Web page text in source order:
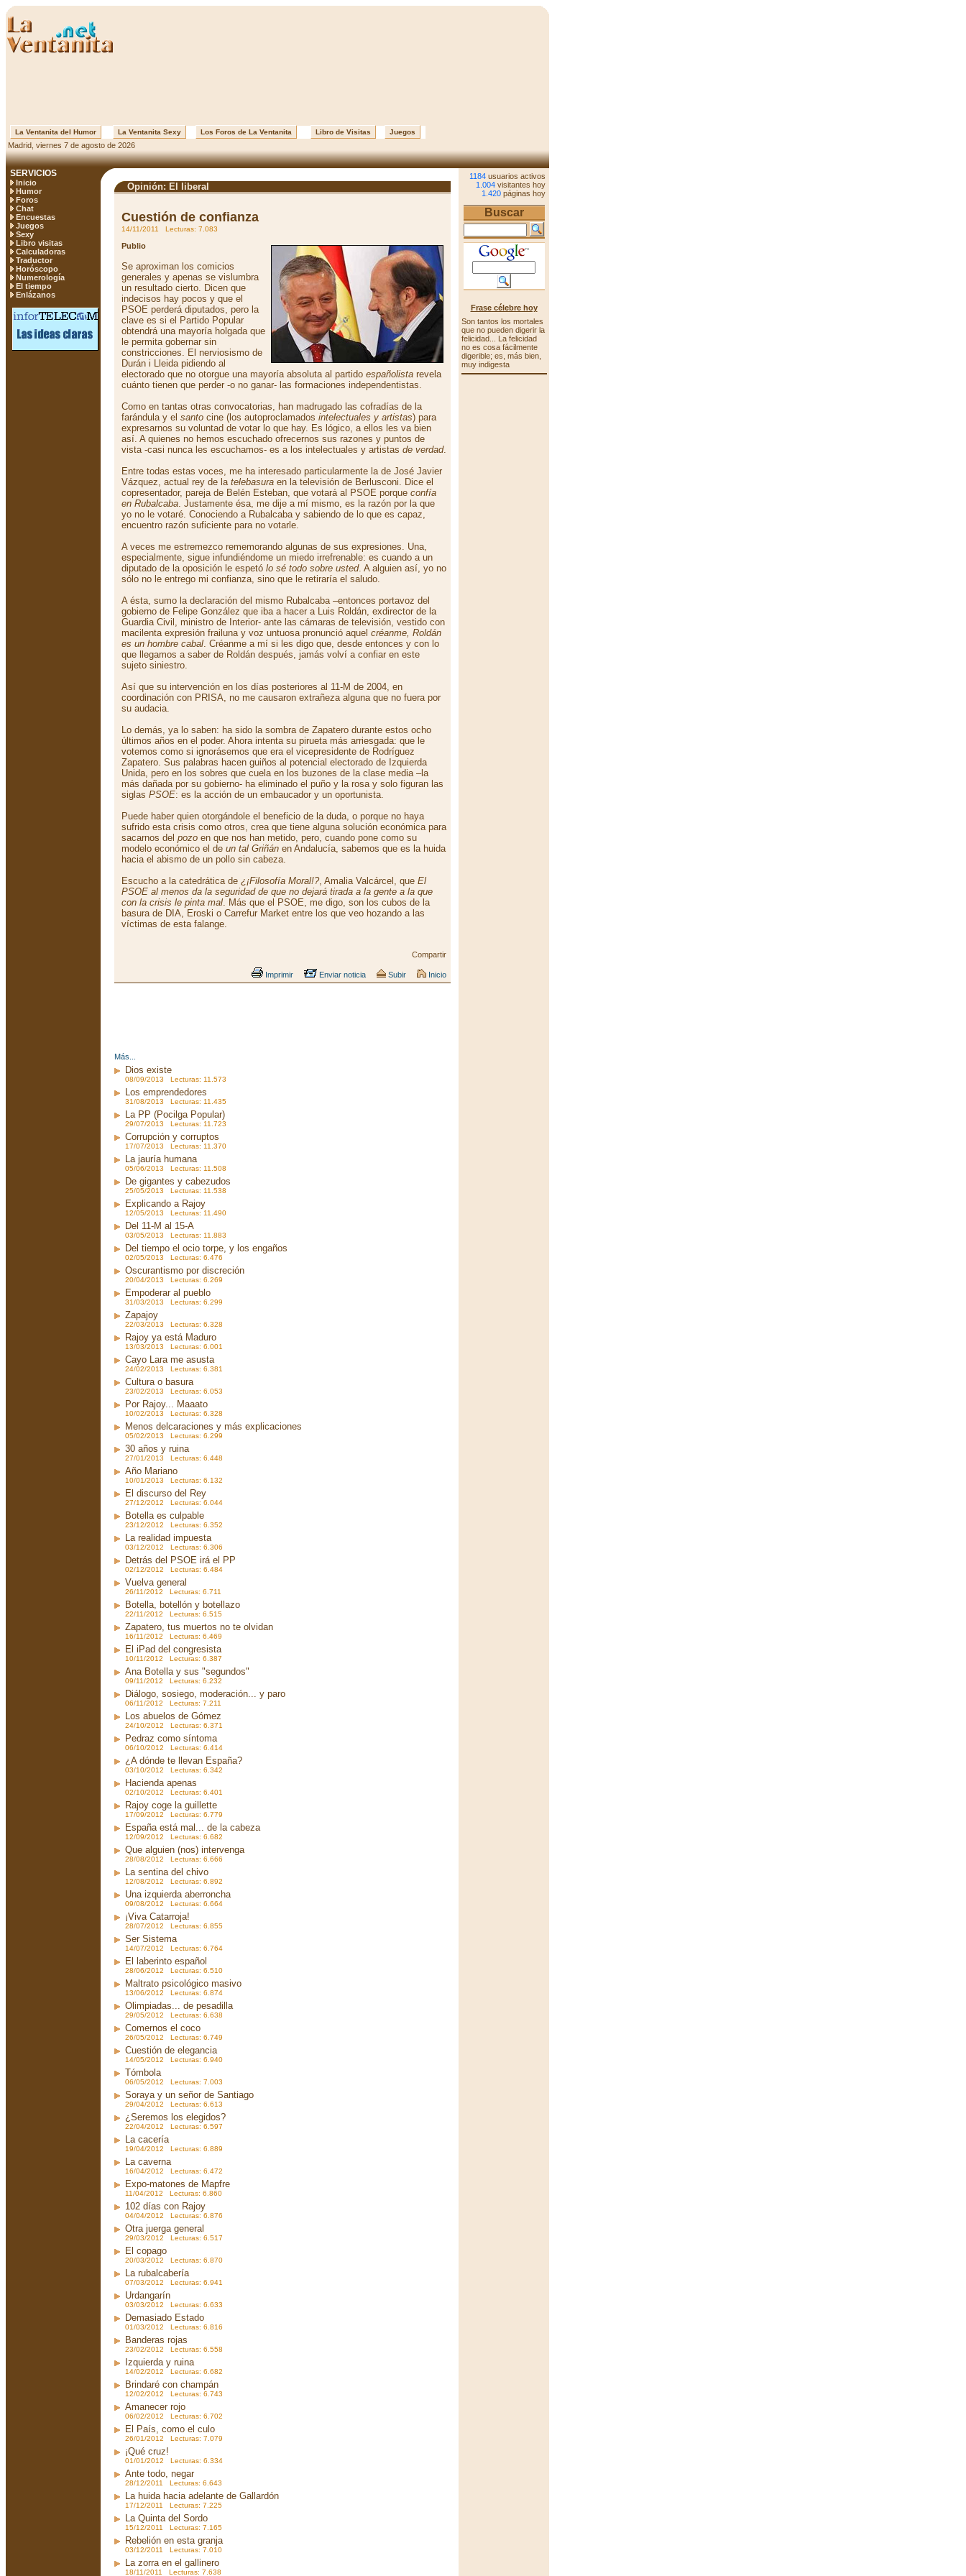
La Ventanita del Humor La Ventanita Sexy Los Foros de La Ventanita Libro de Visitas Juegos
Madrid, viernes 7 de agosto de 2026
SERVICIOS
Inicio
Humor
Foros
Chat
Encuestas
Juegos
Sexy
Libro visitas
Calculadoras
Traductor
Horóscopo
Numerología
El tiempo
Enlázanos
Opinión: El liberal
Cuestión de confianza
14/11/2011 Lecturas: 7.083
Publio
Se aproximan los comicios
generales y apenas se vislumbra
un resultado cierto. Dicen que
indecisos hay pocos y que el
PSOE perderá diputados, pero la
clave es si el Partido Popular
obtendrá una mayoría holgada que
le permita gobernar sin
constricciones. El nerviosismo de
Durán i Lleida pidiendo al
electorado que no otorgue una mayoría absoluta al partido españolista revela
cuánto tienen que perder -o no ganar- las formaciones independentistas.
Como en tantas otras convocatorias, han madrugado las cofradías de la
farándula y el santo cine (los autoproclamados intelectuales y artistas) para
expresarnos su voluntad de votar lo que hay. Es lógico, a ellos les va bien
así. A quienes no hemos escuchado ofrecernos sus razones y puntos de
vista -casi nunca les escuchamos- es a los intelectuales y artistas de verdad.
Entre todas estas voces, me ha interesado particularmente la de José Javier
Vázquez, actual rey de la telebasura en la televisión de Berlusconi. Dice el
copresentador, pareja de Belén Esteban, que votará al PSOE porque confía
en Rubalcaba. Justamente ésa, me dije a mí mismo, es la razón por la que
yo no le votaré. Conociendo a Rubalcaba y sabiendo de lo que es capaz,
encuentro razón suficiente para no votarle.
A veces me estremezco rememorando algunas de sus expresiones. Una,
especialmente, sigue infundiéndome un miedo irrefrenable: es cuando a un
diputado de la oposición le espetó lo sé todo sobre usted. A alguien así, yo no
sólo no le entrego mi confianza, sino que le retiraría el saludo.
A ésta, sumo la declaración del mismo Rubalcaba –entonces portavoz del
gobierno de Felipe González que iba a hacer a Luis Roldán, exdirector de la
Guardia Civil, ministro de Interior- ante las cámaras de televisión, vestido con
macilenta expresión frailuna y voz untuosa pronunció aquel créanme, Roldán
es un hombre cabal. Créanme a mí si les digo que, desde entonces y con lo
que llegamos a saber de Roldán después, jamás volví a confiar en este
sujeto siniestro.
Así que su intervención en los días posteriores al 11-M de 2004, en
coordinación con PRISA, no me causaron extrañeza alguna que no fuera por
su audacia.
Lo demás, ya lo saben: ha sido la sombra de Zapatero durante estos ocho
últimos años en el poder. Ahora intenta su pirueta más arriesgada: que le
votemos como si ignorásemos que era el vicepresidente de Rodríguez
Zapatero. Sus palabras hacen guiños al potencial electorado de Izquierda
Unida, pero en los sobres que cuela en los buzones de la clase media –la
más dañada por su gobierno- ha eliminado el puño y la rosa y solo figuran las
siglas PSOE: es la acción de un embaucador y un oportunista.
Puede haber quien otorgándole el beneficio de la duda, o porque no haya
sufrido esta crisis como otros, crea que tiene alguna solución económica para
sacarnos del pozo en que nos han metido, pero, cuando pone como su
modelo económico el de un tal Griñán en Andalucía, sabemos que es la huida
hacia el abismo de un pollo sin cabeza.
Escucho a la catedrática de ¿¡Filosofía Moral!?, Amalia Valcárcel, que El
PSOE al menos da la seguridad de que no dejará tirada a la gente a la que
con la crisis le pinta mal. Más que el PSOE, me digo, son los cubos de la
basura de DIA, Eroski o Carrefur Market entre los que veo hozando a las
víctimas de esta falange.
Compartir
Imprimir Enviar noticia Subir Inicio
Más...
Dios existe
08/09/2013 Lecturas: 11.573
Los emprendedores
31/08/2013 Lecturas: 11.435
La PP (Pocilga Popular)
29/07/2013 Lecturas: 11.723
Corrupción y corruptos
17/07/2013 Lecturas: 11.370
La jauría humana
05/06/2013 Lecturas: 11.508
De gigantes y cabezudos
25/05/2013 Lecturas: 11.538
Explicando a Rajoy
12/05/2013 Lecturas: 11.490
Del 11-M al 15-A
03/05/2013 Lecturas: 11.883
Del tiempo el ocio torpe, y los engaños
02/05/2013 Lecturas: 6.476
Oscurantismo por discreción
20/04/2013 Lecturas: 6.269
Empoderar al pueblo
31/03/2013 Lecturas: 6.299
Zapajoy
22/03/2013 Lecturas: 6.328
Rajoy ya está Maduro
13/03/2013 Lecturas: 6.001
Cayo Lara me asusta
24/02/2013 Lecturas: 6.381
Cultura o basura
23/02/2013 Lecturas: 6.053
Por Rajoy... Maaato
10/02/2013 Lecturas: 6.328
Menos delcaraciones y más explicaciones
05/02/2013 Lecturas: 6.299
30 años y ruina
27/01/2013 Lecturas: 6.448
Año Mariano
10/01/2013 Lecturas: 6.132
El discurso del Rey
27/12/2012 Lecturas: 6.044
Botella es culpable
23/12/2012 Lecturas: 6.352
La realidad impuesta
03/12/2012 Lecturas: 6.306
Detrás del PSOE irá el PP
02/12/2012 Lecturas: 6.484
Vuelva general
26/11/2012 Lecturas: 6.711
Botella, botellón y botellazo
22/11/2012 Lecturas: 6.515
Zapatero, tus muertos no te olvidan
16/11/2012 Lecturas: 6.469
El iPad del congresista
10/11/2012 Lecturas: 6.387
Ana Botella y sus "segundos"
09/11/2012 Lecturas: 6.232
Diálogo, sosiego, moderación... y paro
06/11/2012 Lecturas: 7.211
Los abuelos de Gómez
24/10/2012 Lecturas: 6.371
Pedraz como síntoma
06/10/2012 Lecturas: 6.414
¿A dónde te llevan España?
03/10/2012 Lecturas: 6.342
Hacienda apenas
02/10/2012 Lecturas: 6.401
Rajoy coge la guillette
17/09/2012 Lecturas: 6.779
España está mal... de la cabeza
12/09/2012 Lecturas: 6.682
Que alguien (nos) intervenga
28/08/2012 Lecturas: 6.666
La sentina del chivo
12/08/2012 Lecturas: 6.892
Una izquierda aberroncha
09/08/2012 Lecturas: 6.664
¡Viva Catarroja!
28/07/2012 Lecturas: 6.855
Ser Sistema
14/07/2012 Lecturas: 6.764
El laberinto español
28/06/2012 Lecturas: 6.510
Maltrato psicológico masivo
13/06/2012 Lecturas: 6.874
Olimpiadas... de pesadilla
29/05/2012 Lecturas: 6.638
Comernos el coco
26/05/2012 Lecturas: 6.749
Cuestión de elegancia
14/05/2012 Lecturas: 6.940
Tómbola
06/05/2012 Lecturas: 7.003
Soraya y un señor de Santiago
29/04/2012 Lecturas: 6.613
¿Seremos los elegidos?
22/04/2012 Lecturas: 6.597
La cacería
19/04/2012 Lecturas: 6.889
La caverna
16/04/2012 Lecturas: 6.472
Expo-matones de Mapfre
11/04/2012 Lecturas: 6.860
102 días con Rajoy
04/04/2012 Lecturas: 6.876
Otra juerga general
29/03/2012 Lecturas: 6.517
El copago
20/03/2012 Lecturas: 6.870
La rubalcabería
07/03/2012 Lecturas: 6.941
Urdangarín
03/03/2012 Lecturas: 6.633
Demasiado Estado
01/03/2012 Lecturas: 6.816
Banderas rojas
23/02/2012 Lecturas: 6.558
Izquierda y ruina
14/02/2012 Lecturas: 6.682
Brindaré con champán
12/02/2012 Lecturas: 6.743
Amanecer rojo
06/02/2012 Lecturas: 6.702
El País, como el culo
26/01/2012 Lecturas: 7.079
¡Qué cruz!
01/01/2012 Lecturas: 6.334
Ante todo, negar
28/12/2011 Lecturas: 6.643
La huida hacia adelante de Gallardón
17/12/2011 Lecturas: 7.225
La Quinta del Sordo
15/12/2011 Lecturas: 7.165
Rebelión en esta granja
03/12/2011 Lecturas: 7.010
La zorra en el gallinero
18/11/2011 Lecturas: 7.638
1184 usuarios activos
1.004 visitantes hoy
1.420 páginas hoy
Buscar
Frase célebre hoy
Son tantos los mortales
que no pueden digerir la
felicidad... La felicidad
no es cosa fácilmente
digerible; es, más bien,
muy indigesta